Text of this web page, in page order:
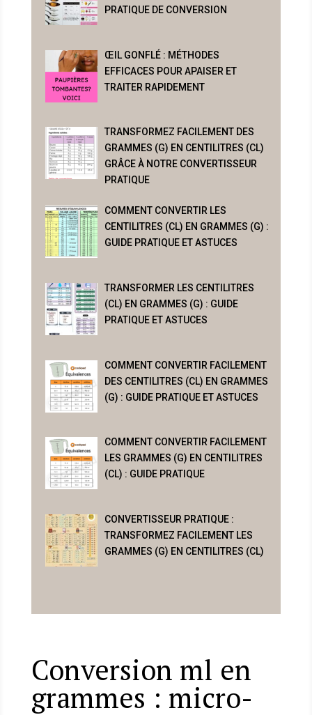
PRATIQUE DE CONVERSION
ŒIL GONFLÉ : MÉTHODES
EFFICACES POUR APAISER ET
TRAITER RAPIDEMENT
TRANSFORMEZ FACILEMENT DES
GRAMMES (G) EN CENTILITRES (CL)
GRÂCE À NOTRE CONVERTISSEUR
PRATIQUE
COMMENT CONVERTIR LES
CENTILITRES (CL) EN GRAMMES (G) :
GUIDE PRATIQUE ET ASTUCES
TRANSFORMER LES CENTILITRES
(CL) EN GRAMMES (G) : GUIDE
PRATIQUE ET ASTUCES
COMMENT CONVERTIR FACILEMENT
DES CENTILITRES (CL) EN GRAMMES
(G) : GUIDE PRATIQUE ET ASTUCES
COMMENT CONVERTIR FACILEMENT
LES GRAMMES (G) EN CENTILITRES
(CL) : GUIDE PRATIQUE
CONVERTISSEUR PRATIQUE :
TRANSFORMEZ FACILEMENT LES
GRAMMES (G) EN CENTILITRES (CL)
Conversion ml en
grammes : micro-